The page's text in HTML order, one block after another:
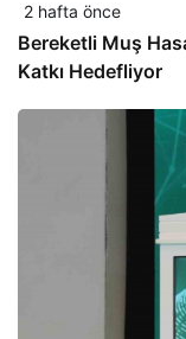
2 hafta önce
Bereketli Muş
Katkı Hedefliyor